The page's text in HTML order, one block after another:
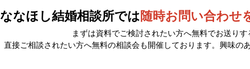
ななほし結婚相談所では 随時お問い合わせ
まずは資料でご検討されたい方へ無料でお送りす
直接ご相談されたい方へ無料の相談会も開催しております。興味の